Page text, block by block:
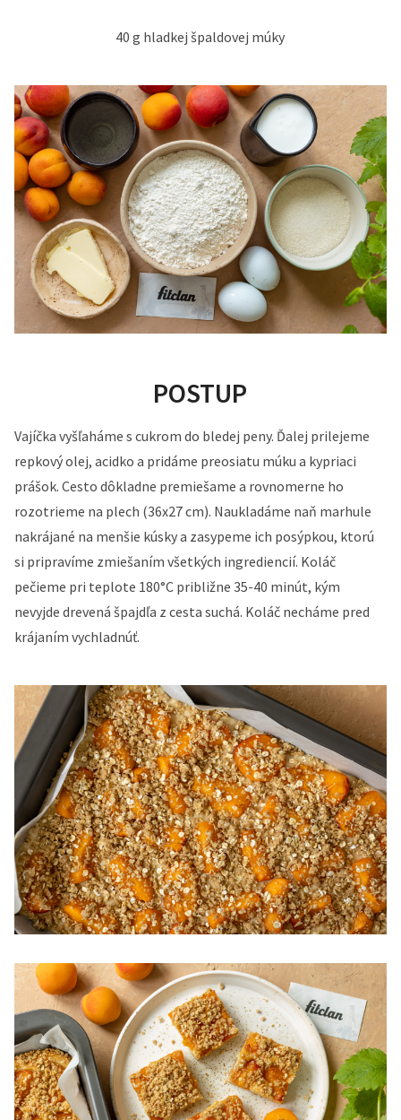
40 g hladkej špaldovej múky
POSTUP
Vajíčka vyšľaháme s cukrom do bledej peny. Ďalej prilejeme
repkový olej, acidko a pridáme preosiatu múku a kypriaci
prášok. Cesto dôkladne premiešame a rovnomerne ho
rozotrieme na plech (36x27 cm). Naukladáme naň marhule
nakrájané na menšie kúsky a zasypeme ich posýpkou, ktorú
si pripravíme zmiešaním všetkých ingrediencií. Koláč
pečieme pri teplote 180°C približne 35-40 minút, kým
nevyjde drevená špajdľa z cesta suchá. Koláč necháme pred
krájaním vychladnúť.